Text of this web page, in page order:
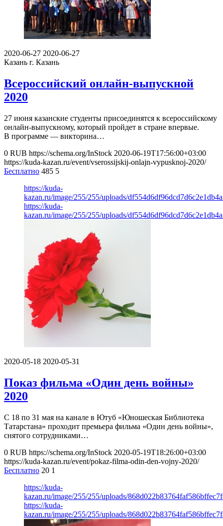
2020-06-27 2020-06-27
Казань г. Казань
Всероссийский онлайн-выпускной
2020
27 июня казанские студенты присоединятся к всероссийскому
онлайн-выпускному, который пройдет в стране впервые.
В программе — викторина…
0 RUB https://schema.org/InStock 2020-06-19T17:56:00+03:00
https://kuda-kazan.ru/event/vserossijskij-onlajn-vypusknoj-2020/
Бесплатно 485 5
https://kuda-
kazan.ru/image/255/255/uploads/
https://kuda-
kazan.ru/image/255/255/uploads/
2020-05-18 2020-05-31
Показ фильма «Один день войны»
2020
С 18 по 31 мая на канале в Ютуб «Юношеская Библиотека
Татарстана» проходит премьера фильма «Один день войны»,
снятого сотрудниками…
0 RUB https://schema.org/InStock 2020-05-19T18:26:00+03:00
https://kuda-kazan.ru/event/pokaz-filma-odin-den-vojny-2020/
Бесплатно 20 1
https://kuda-
kazan.ru/image/255/255/uploads/
https://kuda-
kazan.ru/image/255/255/uploads/